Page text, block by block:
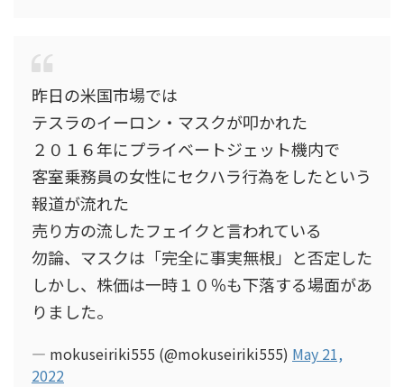
昨日の米国市場では
テスラのイーロン・マスクが叩かれた
２０１６年にプライベートジェット機内で
客室乗務員の女性にセクハラ行為をしたという
報道が流れた
売り方の流したフェイクと言われている
勿論、マスクは「完全に事実無根」と否定した
しかし、株価は一時１０％も下落する場面があ
りました。
— mokuseiriki555 (@mokuseiriki555) May 21,
2022